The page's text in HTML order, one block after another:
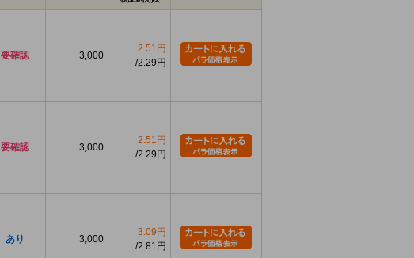
要確認 3,000
2.51円
2.29円
要確認 3,000
2.51円
2.29円
あり 3,000
3.09円
2.81円